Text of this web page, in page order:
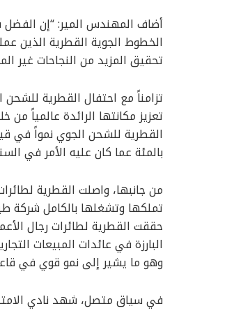
أضاف المهندس المير: “إن
الخطوط الجوية القطرية الذين
تحقيق المزيد من النجاحات غير
تعزيز مكانتها الرائدة عالمياً
بالمئة عما كان عليه الأمر في
من جانبها، واصلت القطرية
تملكها وتشغلها بالكامل شركة
وهو ما يشير إلى نمو قوي في
في سياق متصل، شهد نادي